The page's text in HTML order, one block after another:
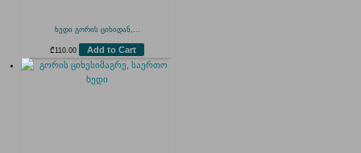
ხედი გორის ციხიდან,...
₾110.00 Add to Cart